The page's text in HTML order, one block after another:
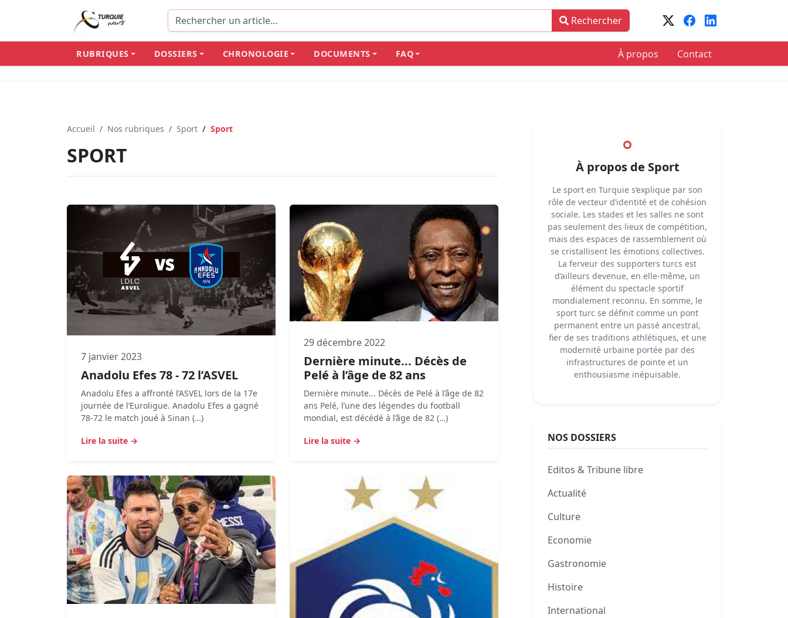
Rechercher
RUBRIQUES DOSSIERS CHRONOLOGIE DOCUMENTS FAQ À propos Contact
Accueil Nos rubriques Sport Sport
SPORT
7 janvier 2023
Anadolu Efes 78 - 72 l’ASVEL
Anadolu Efes a affronté l’ASVEL lors de la 17e
journée de l’Euroligue. Anadolu Efes a gagné
78-72 le match joué à Sinan (…)
Lire la suite →
29 décembre 2022
Dernière minute... Décès de
Pelé à l’âge de 82 ans
Dernière minute... Décès de Pelé à l’âge de 82
ans Pelé, l’une des légendes du football
mondial, est décédé à l’âge de 82 (…)
Lire la suite →
À propos de Sport
Le sport en Turquie s’explique par son
rôle de vecteur d’identité et de cohésion
sociale. Les stades et les salles ne sont
pas seulement des lieux de compétition,
mais des espaces de rassemblement où
se cristallisent les émotions collectives.
La ferveur des supporters turcs est
d’ailleurs devenue, en elle-même, un
élément du spectacle sportif
mondialement reconnu. En somme, le
sport turc se définit comme un pont
permanent entre un passé ancestral,
fier de ses traditions athlétiques, et une
modernité urbaine portée par des
infrastructures de pointe et un
enthousiasme inépuisable.
NOS DOSSIERS
Editos & Tribune libre
Actualité
Culture
Economie
Gastronomie
Histoire
International